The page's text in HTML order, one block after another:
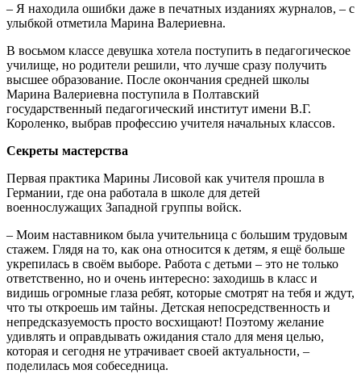
– Я находила ошибки даже в печатных изданиях журналов, – с
улыбкой отметила Марина Валериевна.
В восьмом классе девушка хотела поступить в педагогическое
училище, но родители решили, что лучше сразу получить
высшее образование. После окончания средней школы
Марина Валериевна поступила в Полтавский
государственный педагогический институт имени В.Г.
Короленко, выбрав профессию учителя начальных классов.
Секреты мастерства
Первая практика Марины Лисовой как учителя прошла в
Германии, где она работала в школе для детей
военнослужащих Западной группы войск.
– Моим наставником была учительница с большим трудовым
стажем. Глядя на то, как она относится к детям, я ещё больше
укрепилась в своём выборе. Работа с детьми – это не только
ответственно, но и очень интересно: заходишь в класс и
видишь огромные глаза ребят, которые смотрят на тебя и ждут,
что ты откроешь им тайны. Детская непосредственность и
непредсказуемость просто восхищают! Поэтому желание
удивлять и оправдывать ожидания стало для меня целью,
которая и сегодня не утрачивает своей актуальности, –
поделилась моя собеседница.